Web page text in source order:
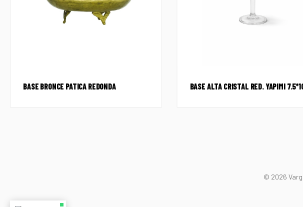
BASE BRONCE PATICA REDONDA BASE ALTA CRISTAL RED. YAPIMI
© 2026